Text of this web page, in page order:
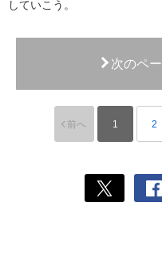
していこう。
次のペ
前へ 1 2